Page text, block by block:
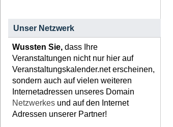
Unser Netzwerk
Wussten Sie, dass Ihre
Veranstaltungen nicht nur hier auf
Veranstaltungskalender.net erscheinen,
sondern auch auf vielen weiteren
Internetadressen unseres Domain
Netzwerkes und auf den Internet
Adressen unserer Partner!